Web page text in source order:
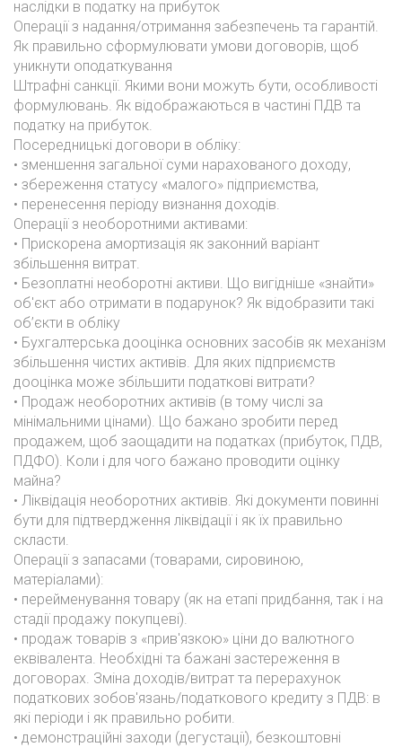
наслідки в податку на прибуток
Операції з надання/отримання забезпечень та гарантій.
Як правильно сформулювати умови договорів, щоб
уникнути оподаткування
Штрафні санкції. Якими вони можуть бути, особливості
формулювань. Як відображаються в частині ПДВ та
податку на прибуток.
Посередницькі договори в обліку:
• зменшення загальної суми нарахованого доходу,
• збереження статусу «малого» підприємства,
• перенесення періоду визнання доходів.
Операції з необоротними активами:
• Прискорена амортизація як законний варіант
збільшення витрат.
• Безоплатні необоротні активи. Що вигідніше «знайти»
об'єкт або отримати в подарунок? Як відобразити такі
об’єкти в обліку
• Бухгалтерська дооцінка основних засобів як механізм
збільшення чистих активів. Для яких підприємств
дооцінка може збільшити податкові витрати?
• Продаж необоротних активів (в тому числі за
мінімальними цінами). Що бажано зробити перед
продажем, щоб заощадити на податках (прибуток, ПДВ,
ПДФО). Коли і для чого бажано проводити оцінку
майна?
• Ліквідація необоротних активів. Які документи повинні
бути для підтвердження ліквідації і як їх правильно
скласти.
Операції з запасами (товарами, сировиною,
матеріалами):
• перейменування товару (як на етапі придбання, так і на
стадії продажу покупцеві).
• продаж товарів з «прив'язкою» ціни до валютного
еквівалента. Необхідні та бажані застереження в
договорах. Зміна доходів/витрат та перерахунок
податкових зобов'язань/податкового кредиту з ПДВ: в
які періоди і як правильно робити.
• демонстраційні заходи (дегустації), безкоштовні